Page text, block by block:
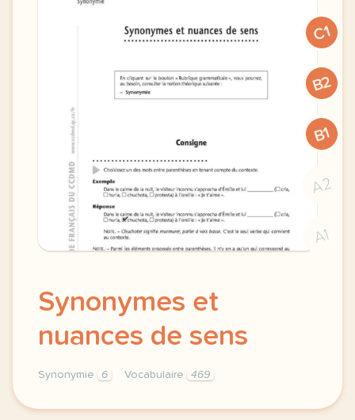
C1
B2
B1
A2
A1
Synonymes et
nuances de sens
Synonymie 6 Vocabulaire 469
synonymes et vocabulaire nuances de sens